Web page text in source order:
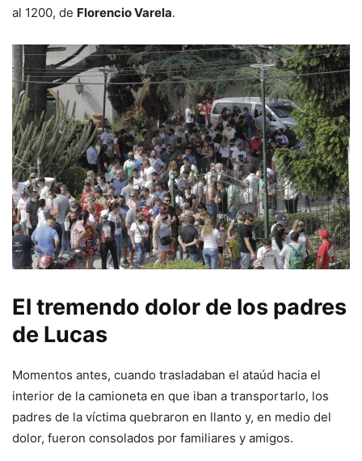
al 1200, de Florencio Varela.
El tremendo dolor de los padres
de Lucas
Momentos antes, cuando trasladaban el ataúd hacia el
interior de la camioneta en que iban a transportarlo, los
padres de la víctima quebraron en llanto y, en medio del
dolor, fueron consolados por familiares y amigos.